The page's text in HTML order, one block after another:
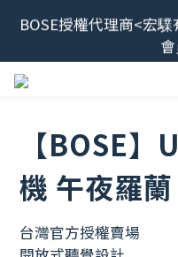
最新消息📢BOSE 售
BOSE授權代理商<宏
會員限定福利開搶！下
最新消息📢BOSE 售
【BOSE
機 午夜羅蘭
台灣官方授權賣場